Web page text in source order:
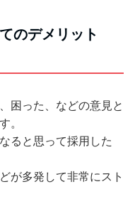
のデメリット
困った、などの意見と
。
と思って採用した
発して非常にスト